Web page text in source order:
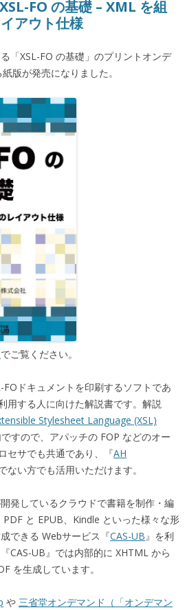
FO の基礎 – XML を組
アウト仕様
「XSL-FO の基礎」のプリントオンデ
版が発売になりました。
でご覧ください。
FOドキュメントを印刷するソフトであ
用する人に向けた解説書です。解説
Stylesheet Language (XSL)
すので、アパッチの FOP などのオー
セサでも共通であり、『AH
ない方でも活用いただけます。
発しているクラウドで書籍を制作・編
と EPUB、Kindle といった様々な形
できる Webサービス『CAS-UB』を利
CAS-UB』では内部的に XHTML から
を生成しています。
や 三省堂オンデマンド（「オンデマン